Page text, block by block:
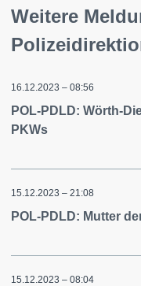
Weitere
16.12.2023 – 08:56
POL-PDLD: Wörth-
PKWs
15.12.2023 – 21:08
POL-PDLD: Mutter
15.12.2023 – 08:04